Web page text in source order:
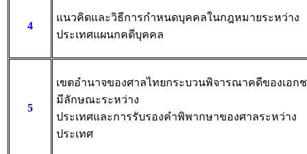
4
แนวคิดและวิธีการกำหนดบุคคลในกฎหมายระหว่าง
ประเทศแผนกคดีบุคคล
5
เขตอำนาจของศาลไทยกระบวนพิจารณาคดีของเอก
มีลักษณะระหว่าง
ประเทศและการรับรองคำพิพากษาของศาลระหว่าง
ประเทศ